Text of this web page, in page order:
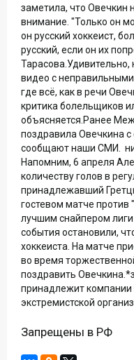
заметила, что Овечкин
внимание. "Только он
он русский хоккеист,
русский, если он их
Тарасова.Удивительно,
видео с
где всё, как в речи
критика болельщиков
объясняется.Ранее
поздравила Овечкина
сообщают наши СМИ. ни
Напомним, 6 апреля
количеству голов в
принадлежавший
гостевом матче
лучшим снайпером лиги
события остановили,
хоккеиста. На матче
во время
поздравить
принадлежит компании
экстремистской
Запрещены в РФ